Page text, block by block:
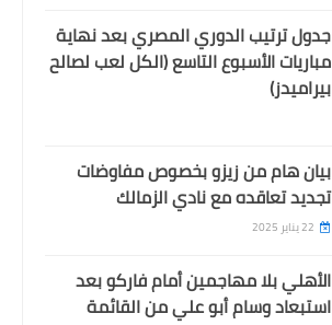
جدول ترتيب الدوري المصري بعد نهاية
مباريات الأسبوع التاسع (الكل لعب لصالح
بيراميدز)
بيان هام من زيزو بخصوص مفاوضات
تجديد تعاقده مع نادي الزمالك
22 يناير 2025
الأهلي بلا مهاجمين أمام فاركو بعد
استبعاد وسام أبو علي من القائمة